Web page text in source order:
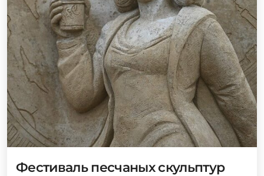
Фестиваль песчаных скульптур